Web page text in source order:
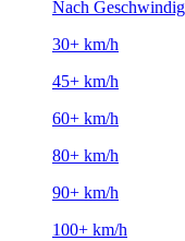
Nach
30+ km/h
45+ km/h
60+ km/h
80+ km/h
90+ km/h
100+ km/h